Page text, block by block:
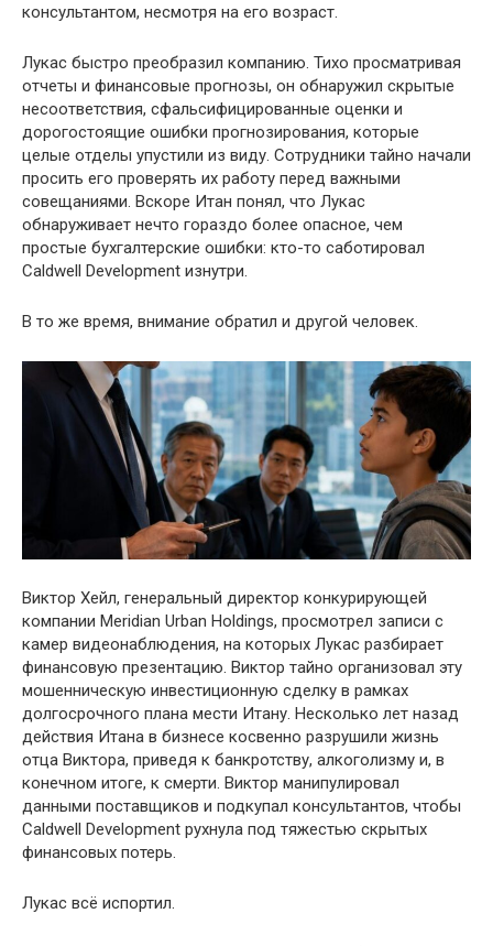
консультантом, несмотря на его возраст.
Лукас быстро преобразил компанию. Тихо просматривая
отчеты и финансовые прогнозы, он обнаружил скрытые
несоответствия, сфальсифицированные оценки и
дорогостоящие ошибки прогнозирования, которые
целые отделы упустили из виду. Сотрудники тайно начали
просить его проверять их работу перед важными
совещаниями. Вскоре Итан понял, что Лукас
обнаруживает нечто гораздо более опасное, чем
простые бухгалтерские ошибки: кто-то саботировал
Caldwell Development изнутри.
В то же время, внимание обратил и другой человек.
Виктор Хейл, генеральный директор конкурирующей
компании Meridian Urban Holdings, просмотрел записи с
камер видеонаблюдения, на которых Лукас разбирает
финансовую презентацию. Виктор тайно организовал эту
мошенническую инвестиционную сделку в рамках
долгосрочного плана мести Итану. Несколько лет назад
действия Итана в бизнесе косвенно разрушили жизнь
отца Виктора, приведя к банкротству, алкоголизму и, в
конечном итоге, к смерти. Виктор манипулировал
данными поставщиков и подкупал консультантов, чтобы
Caldwell Development рухнула под тяжестью скрытых
финансовых потерь.
Лукас всё испортил.